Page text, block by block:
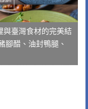
與臺灣食材的完美結
腳醋、油封鴨腿、